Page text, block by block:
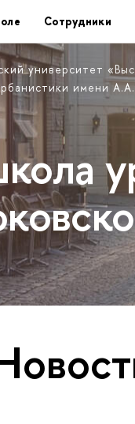
Сотрудники
университет
имени